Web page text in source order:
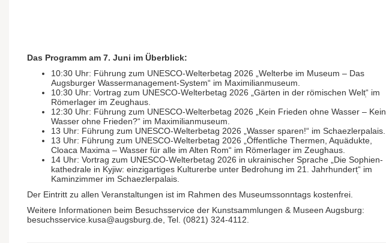
Das Programm am 7. Juni im Überblick:
10:30 Uhr: Führung zum UNESCO-Welterbetag 2026 „Welterbe im Museum – Das
Augsburger Wasser­management-System“ im Maximilian­museum.
10:30 Uhr: Vortrag zum UNESCO-Welterbetag 2026 „Gärten in der römischen Weltׅׅ“ im
Römerlager im Zeughaus.
12:30 Uhr: Führung zum UNESCO-Welterbetag 2026 „Kein Frieden ohne Wasser – Kein
Wasser ohne Frieden?“ im Maximilian­museum.
13 Uhr: Führung zum UNESCO-Welterbetag 2026 „Wasser sparen!“ im Schaezlerpalais.
13 Uhr: Führung zum UNESCO-Welterbetag 2026 „Öffentliche Thermen, Aquädukte,
Cloaca Maxima – Wasser für alle im Alten Rom“ im Römerlager im Zeughaus.
14 Uhr: Vortrag zum UNESCO-Welterbetag 2026 in ukrai­nischer Sprache „Die Sophien­
kathedrale in Kyjiw: einzig­artiges Kulturerbe unter Bedrohung im 21. Jahr­hundertׅׅ“ im
Kaminzimmer im Schaezler­palais.
Der Eintritt zu allen Veranstaltungen ist im Rahmen des Museums­sonntags kostenfrei.
Weitere Informationen beim Besuchs­service der Kunst­sammlungen & Museen Augsburg:
besuchsservice.kusa@augsburg.de, Tel. (0821) 324-4112.